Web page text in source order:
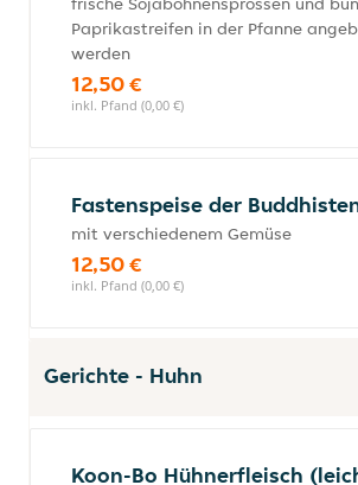
Paprikastreifen in der Pfanne
werden
12,50 €
inkl. Pfand (0,00 €)
Fastenspeise der
mit verschiedenem Gemüse
12,50 €
inkl. Pfand (0,00 €)
Gerichte - Huhn
Koon-Bo Hühnerfleisch